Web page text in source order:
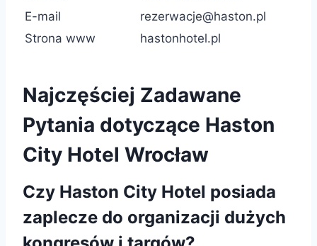
E-mail
rezerwacje@haston.pl
Strona www
hastonhotel.pl
Najczęściej Zadawane
Pytania dotyczące Haston
City Hotel Wrocław
Czy Haston City Hotel posiada
zaplecze do organizacji dużych